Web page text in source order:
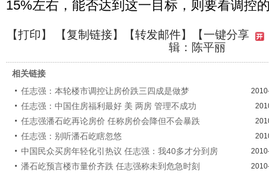
15%左右，能否达到这一目标，则要看调控
【打印】 【复制链接】【转发邮件】
【一键分享
辑：陈平丽
相关链接
任志强：本轮楼市调控让房价跌三四成是做梦
任志强：中国住房福利最好 美 两房 管理不成功
任志强潘石屹再论房价 任称房价会降但不会暴跌
任志强：别听潘石屹瞎忽悠
中国民众买房年轻化引热议 任志强：我40多才分到房
潘石屹预言楼市量价齐跌 任志强称未到危急时刻